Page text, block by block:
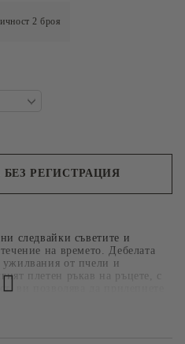
2 броя
следвайки съветите и
на времето. Дебелата
ужилвания от пчели и
плетен ръкав на ръцете, с
ви позволява да прилепнете
РЕГИСТРАЦИЯ